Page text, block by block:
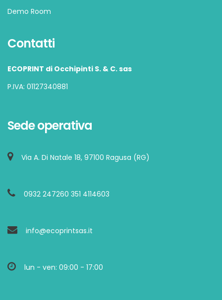
Demo Room
Contatti
ECOPRINT di Occhipinti S. & C. sas
P.IVA: 01127340881
Sede operativa
Via A. Di Natale 18, 97100 Ragusa (RG)
0932 247260 351 4114603
info@ecoprintsas.it
lun - ven: 09:00 - 17:00